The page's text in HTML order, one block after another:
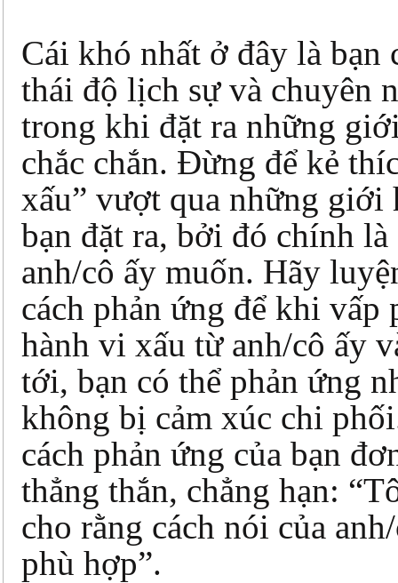
Cái khó nhất ở đây là bạn
thái độ lịch sự và chuyên
trong khi đặt ra những
chắc chắn. Đừng để kẻ
xấu” vượt qua những giới
bạn đặt ra, bởi đó chính là
anh/cô ấy muốn. Hãy
cách phản ứng để khi vấp
hành vi xấu từ anh/cô ấy
tới, bạn có thể phản ứng
không bị cảm xúc chi
cách phản ứng của bạn
thẳng thắn, chẳng hạn:
cho rằng cách nói của
phù hợp”.